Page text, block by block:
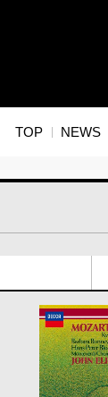
TOP NEWS